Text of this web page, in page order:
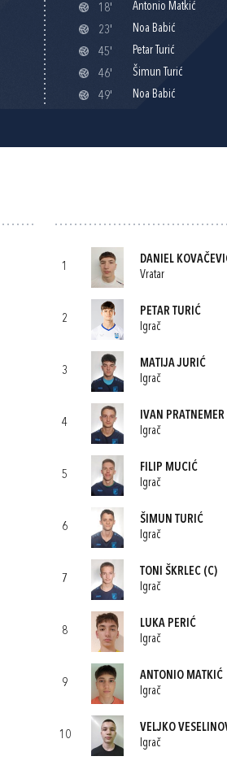
18'
Antonio Matkić
23'
Noa Babić
45'
Petar Turić
46'
Šimun Turić
49'
Noa Babić
1
DANIEL
Vratar
2
PETAR TURIĆ
Igrač
3
MATIJA JURIĆ
Igrač
4
IVAN PRATNEMER
Igrač
5
FILIP MUCIĆ
Igrač
6
ŠIMUN TURIĆ
Igrač
7
TONI ŠKRLEC(C)
Igrač
8
LUKA PERIĆ
Igrač
9
ANTONIO MATKIĆ
Igrač
10
VELJKO
Igrač